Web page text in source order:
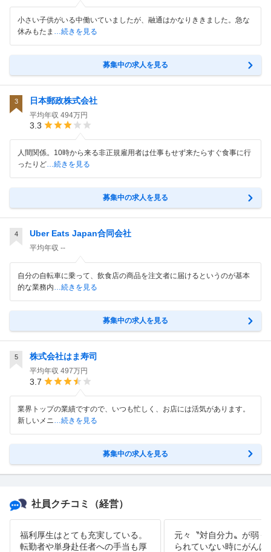
小さい子供がいる中働いていましたが、融通はかなりききました。急な
休みもたま …続きを見る
募集中の求人を見る
3 日本郵政株式会社
平均年収 494万円
3.3
人間関係。10時から来る非正規雇用者は仕事もせず来たらすぐ食事に行
ったりど…続きを見る
募集中の求人を見る
4 Uber Eats Japan合同会社
平均年収 --
自分の自転車に乗って、飲食店の商品を注文者に届けるというのが基本
的な業務内…続きを見る
募集中の求人を見る
5 株式会社はま寿司
平均年収 497万円
3.7
業界トップの業績ですので、いつも忙しく、お店には活気があります。
新しいメニ
…続きを見る
募集中の求人を見る
社員クチコミ （経営）
福利厚生はとても充実している。
転勤者や単身赴任者への手当も厚
元々〝対自分力〟が弱く
られていない時にがんば